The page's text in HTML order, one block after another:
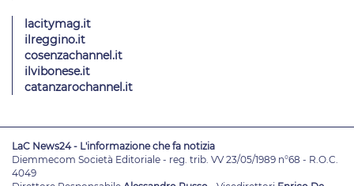
lacitymag.it
ilreggino.it
cosenzachannel.it
ilvibonese.it
catanzarochannel.it
LaC News24 - L'informazione che fa notizia
Diemmecom Società Editoriale - reg. trib. VV 23/05/1989 n°68 - R.O.C.
4049